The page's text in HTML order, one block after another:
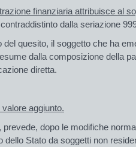
finanziaria attribuisce al
dalla seriazione
quesito, il soggetto che ha
dalla composizione della
diretta.
aggiunto.
prevede, dopo le modifiche
Stato da soggetti non